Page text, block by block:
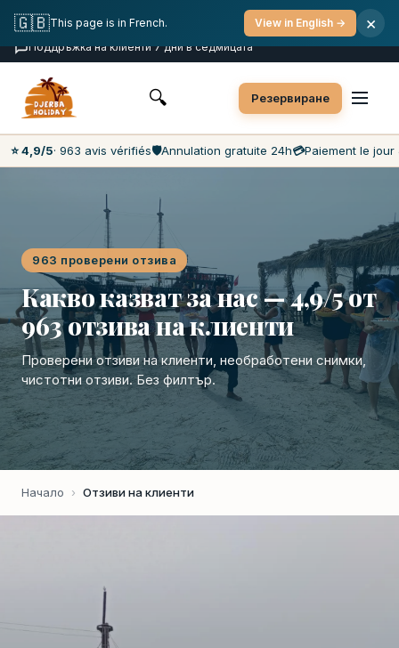
Безплатно отказване
Плащане в деня на престоя
Най-ниски цени на пазара
Поддръжка на клиенти 7 дни в седмицата
🔍 Резервиране
⭐ 4,9/5· 963 avis vérifiés🛡️Annulation gratuite 24h💳Paiement le jour
963 проверени отзива
Какво казват за нас — 4,9/5 от
963 отзива на клиенти
Проверени отзиви на клиенти, необработени снимки,
чистотни отзиви. Без филтър.
Начало › Отзиви на клиенти
🇬🇧This page is in French. View in English → ×